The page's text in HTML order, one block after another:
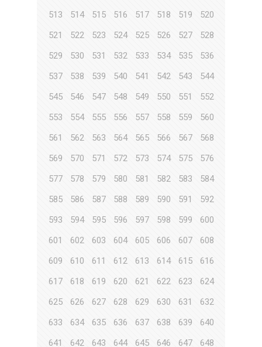
513
514 515 516 517 518 519
520
521
522 523 524 525 526 527
528
529
530 531 532 533 534 535
536
537
538 539 540 541 542 543
544
545
546 547 548 549 550 551
552
553
554 555 556 557 558 559
560
561
562 563 564 565 566 567
568
569
570 571 572 573 574 575
576
577
578 579 580 581 582 583
584
585
586 587 588 589 590 591
592
593
594 595 596 597 598 599
600
601
602 603 604 605 606 607
608
609
610 611 612 613 614 615
616
617
618 619 620 621 622 623
624
625
626 627 628 629 630 631
632
633
634 635 636 637 638 639
640
641
642 643 644 645 646 647 648